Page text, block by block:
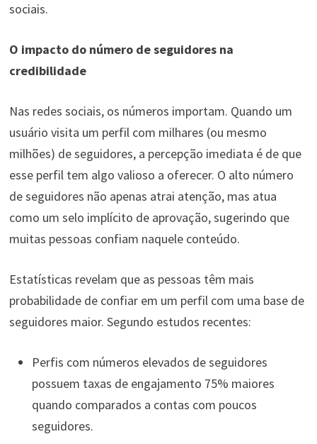
sociais.
O impacto do número de seguidores na
credibilidade
Nas redes sociais, os números importam. Quando um
usuário visita um perfil com milhares (ou mesmo
milhões) de seguidores, a percepção imediata é de que
esse perfil tem algo valioso a oferecer. O alto número
de seguidores não apenas atrai atenção, mas atua
como um selo implícito de aprovação, sugerindo que
muitas pessoas confiam naquele conteúdo.
Estatísticas revelam que as pessoas têm mais
probabilidade de confiar em um perfil com uma base de
seguidores maior. Segundo estudos recentes:
Perfis com números elevados de seguidores
possuem taxas de engajamento 75% maiores
quando comparados a contas com poucos
seguidores.